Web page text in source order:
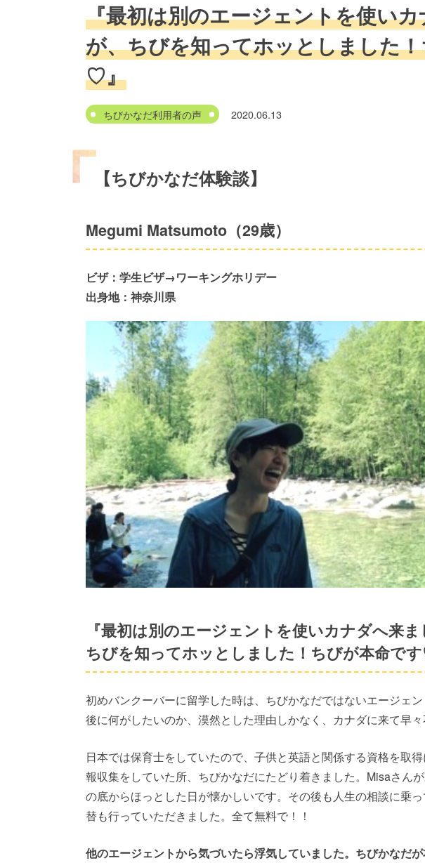
『最初は別のエージェントを使い
が、ちびを知ってホッとしました
♡』
ちびかなだ利用者の声 2020.06.13
【ちびかなだ体験談】
Megumi Matsumoto（29歳）
ビザ：学生ビザ→ワーキングホリデー
出身地：神奈川県
『最初は別のエージェントを使いカナダへ来ま
ちびを知ってホッとしました！ちびが本命です
初めバンクーバーに留学した時は、ちびかなだではないエージェ
後に何がしたいのか、漠然とした理由しかなく、カナダに来て早々
日本では保育士をしていたので、子供と英語と関係する資格を取
報収集をしていた所、ちびかなだにたどり着きました。Misaさん
の底からほっとした日が懐かしいです。その後も人生の相談に乗
替も行っていただきました。 全て無料で！！
他のエージェントから気づいたら浮気していました。ちびかなだが